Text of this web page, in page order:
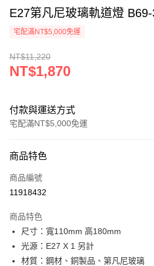
E27第凡尼玻璃軌道燈
宅配滿NT$5,000免運
NT$11,220
NT$1,870
付款與運送方式
宅配滿NT$5,000免運
信用卡一次付款
LINE Pay
街口支付
悠遊付
商品特色
商品編號
11918432
商品特色
尺寸：寬110mm 高180mm
光源：E27 X 1 另計
材質：鋼材、銅製品、第凡尼玻璃